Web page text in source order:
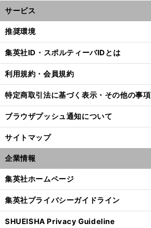
怪
」
。
、
サービス
推奨環境
集英社ID・スポルティーバIDとは
利用規約・会員規約
特定商取引法に基づく表示・その他の事項
ブラウザプッシュ通知について
サイトマップ
企業情報
集英社ホームページ
集英社プライバシーガイドライン
SHUEISHA Privacy Guideline